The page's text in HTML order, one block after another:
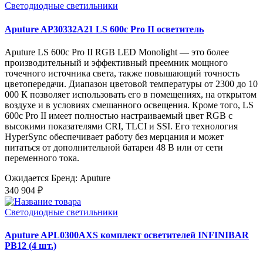
Светодиодные светильники
Aputure AP30332A21 LS 600c Pro II осветитель
Aputure LS 600c Pro II RGB LED Monolight — это более
производительный и эффективный преемник мощного
точечного источника света, также повышающий точность
цветопередачи. Диапазон цветовой температуры от 2300 до 10
000 К позволяет использовать его в помещениях, на открытом
воздухе и в условиях смешанного освещения. Кроме того, LS
600c Pro II имеет полностью настраиваемый цвет RGB с
высокими показателями CRI, TLCI и SSI. Его технология
HyperSync обеспечивает работу без мерцания и может
питаться от дополнительной батареи 48 В или от сети
переменного тока.
Ожидается Бренд: Aputure
340 904 ₽
Светодиодные светильники
Aputure APL0300AXS комплект осветителей INFINIBAR
PB12 (4 шт.)